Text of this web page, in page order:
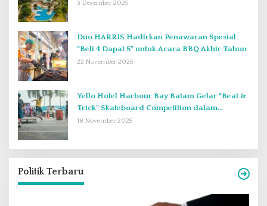
Terlupakan di Desember 2025
3 Desember 2025
Duo HARRIS Hadirkan Penawaran Spesial
“Beli 4 Dapat 5” untuk Acara BBQ Akhir Tahun
22 November 2025
Yello Hotel Harbour Bay Batam Gelar “Beat &
Trick” Skateboard Competition dalam
Perayaan Anniversary ke-2
18 November 2025
Politik Terbaru